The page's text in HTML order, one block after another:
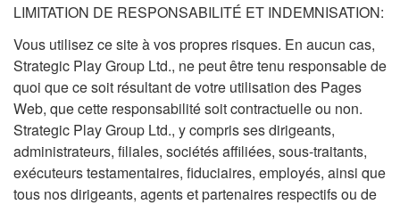
LIMITATION DE RESPONSABILITÉ ET INDEMNISATION:
Vous utilisez ce site à vos propres risques. En aucun cas,
Strategic Play Group Ltd., ne peut être tenu responsable de
quoi que ce soit résultant de votre utilisation des Pages
Web, que cette responsabilité soit contractuelle ou non.
Strategic Play Group Ltd., y compris ses dirigeants,
administrateurs, filiales, sociétés affiliées, sous-traitants,
exécuteurs testamentaires, fiduciaires, employés, ainsi que
tous nos dirigeants, agents et partenaires respectifs ou de